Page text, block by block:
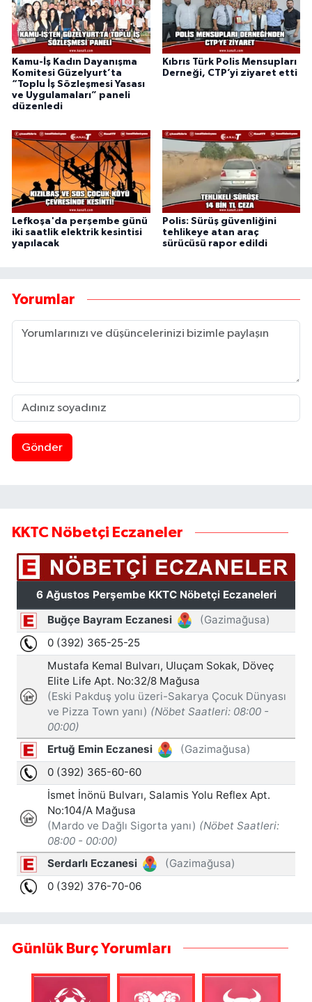
Kamu-İş Kadın Dayanışma
Komitesi Güzelyurt’ta
“Toplu İş Sözleşmesi Yasası
ve Uygulamaları” paneli
düzenledi
Kıbrıs Türk Polis Mensupları
Derneği, CTP’yi ziyaret etti
Lefkoşa'da perşembe günü
iki saatlik elektrik kesintisi
yapılacak
Polis: Sürüş güvenliğini
tehlikeye atan araç
sürücüsü rapor edildi
Yorumlar
Gönder
KKTC Nöbetçi Eczaneler
Günlük Burç Yorumları